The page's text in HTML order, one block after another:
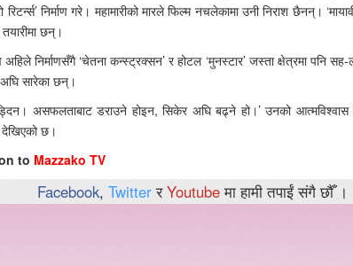
रिटर्न्स’ निर्माण गरे। महामारीको मारले फिल्म नचलेकामा उनी निराश छैनन्।
छन्।
निर्माणसँगै ‘चेतना कन्स्ट्रक्सन’ र होटल ‘मुनस्टार’ जस्ता क्षेत्रमा पनि
अघि सारेका छन्।
असफलताबाट डराउने होइन, सिकेर अघि बढ्ने हो।’ उनको आत्मविश्वास
छ।
to Mazzako TV
Facebook, TwitterरYoutubeमा हामी तपाईं संगै छौँ ।